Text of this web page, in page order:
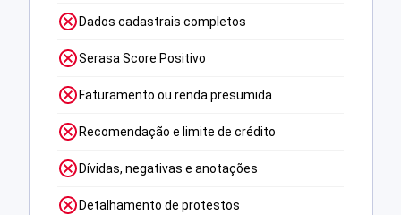
Dados cadastrais completos
Serasa Score Positivo
Faturamento ou renda presumida
Recomendação e limite de crédito
Dívidas, negativas e anotações
Detalhamento de protestos